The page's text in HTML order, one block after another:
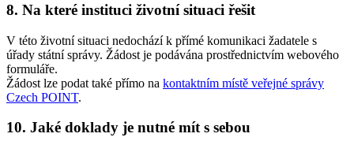
8. Na které instituci životní situaci řešit
V této životní situaci nedochází k přímé komunikaci žadatele s
úřady státní správy. Žádost je podávána prostřednictvím webového
formuláře.
Žádost lze podat také přímo na kontaktním místě veřejné správy
Czech POINT.
10. Jaké doklady je nutné mít s sebou